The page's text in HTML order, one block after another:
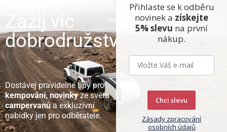
Zažij víc
dobrodružství
Dostávej pravidelné tipy pro
kempování, novinkyze světa
campervanůa exkluzivní
nabídky jen pro odběratele.
Přihlaste se k odběru
novinek a získejte
5% slevu na první
nákup.
Chci slevu
Zásady zpracování
osobních údajů